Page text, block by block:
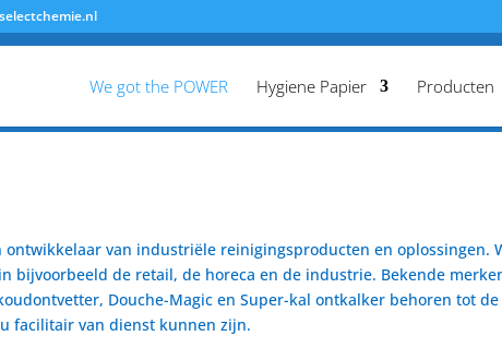
We got the POWER Hygiene Papier Producten
ontwikkelaar van industriële reinigingsproducten en oplossingen.
bijvoorbeeld de retail, de horeca en de industrie. Bekende
Douche-Magic en Super-kal ontkalker behoren tot
facilitair van dienst kunnen zijn.